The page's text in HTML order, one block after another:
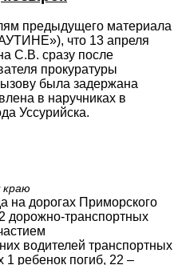
предыдущего материала
что 13 апреля
С.В. сразу после
прокуратуры
была задержана
в наручниках в
Уссурийска.
краю
на дорогах Приморского
дорожно-транспортных
водителей транспортных
1 ребенок погиб, 22 –